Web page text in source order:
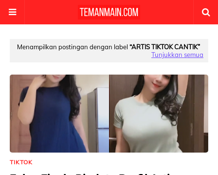
Menampilkan postingan dengan label ARTIS TIKTOK CANTIK
Tunjukkan semua
TIKTOK